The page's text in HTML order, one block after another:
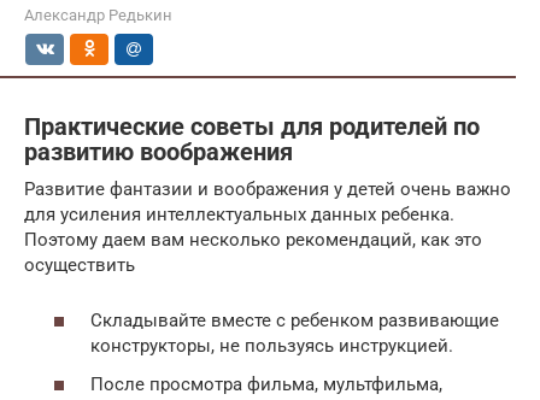
Александр Редькин
Практические советы для родителей по
развитию воображения
Развитие фантазии и воображения у детей очень важно
для усиления интеллектуальных данных ребенка.
Поэтому даем вам несколько рекомендаций, как это
осуществить
Складывайте вместе с ребенком развивающие
конструкторы, не пользуясь инструкцией.
После просмотра фильма, мультфильма,